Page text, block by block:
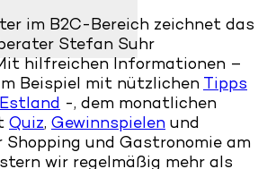
im B2C-Bereich zeichnet das
Stefan Suhr
hilfreichen Informationen –
Beispiel mit nützlichen Tipps
-, dem monatlichen
Quiz, Gewinnspielen und
Shopping und Gastronomie am
wir regelmäßig mehr als